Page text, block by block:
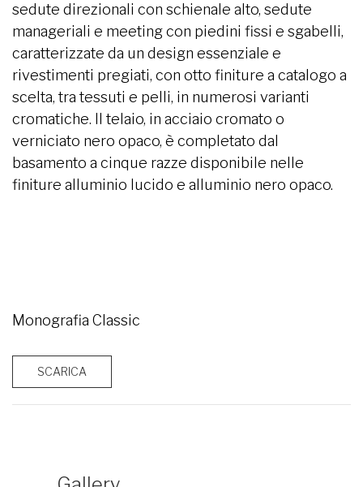
sedute direzionali con schienale alto, sedute
manageriali e meeting con piedini fissi e sgabelli,
caratterizzate da un design essenziale e
rivestimenti pregiati, con otto finiture a catalogo a
scelta, tra tessuti e pelli, in numerosi varianti
cromatiche. Il telaio, in acciaio cromato o
verniciato nero opaco, è completato dal
basamento a cinque razze disponibile nelle
finiture alluminio lucido e alluminio nero opaco.
Monografia Classic
SCARICA